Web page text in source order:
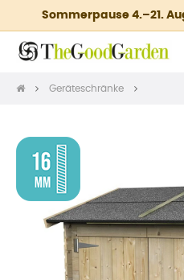
Sommerpause 4.–21.
Geräteschränke